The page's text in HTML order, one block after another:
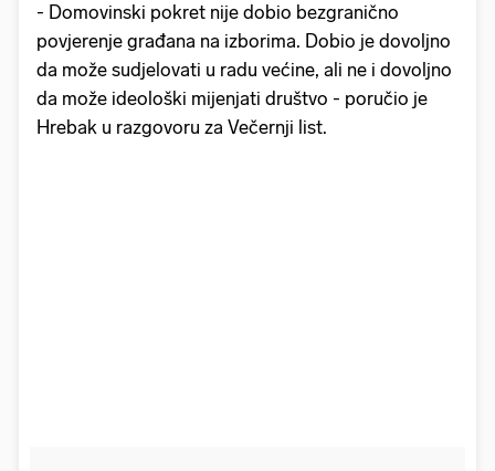
- Domovinski pokret nije dobio bezgranično
povjerenje građana na izborima. Dobio je dovoljno
da može sudjelovati u radu većine, ali ne i dovoljno
da može ideološki mijenjati društvo - poručio je
Hrebak u razgovoru za Večernji list.